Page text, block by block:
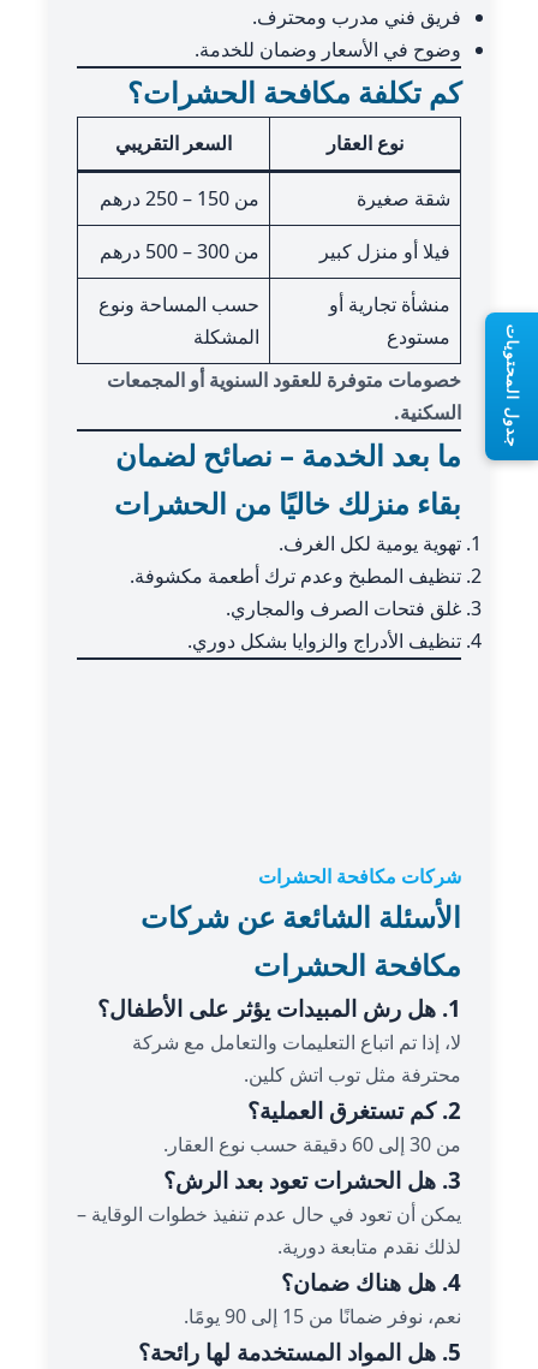
فريق فني مدرب ومحترف.
وضوح في الأسعار وضمان للخدمة.
كم تكلفة مكافحة الحشرات؟
نوع العقار السعر التقريبي
شقة صغيرة
من 150 – 250 درهم
فيلا أو منزل كبير
من 300 – 500 درهم
منشأة تجارية أو
مستودع
حسب المساحة ونوع
المشكلة
خصومات متوفرة للعقود السنوية أو المجمعات
السكنية.
ما بعد الخدمة – نصائح لضمان
بقاء منزلك خاليًا من الحشرات
تهوية يومية لكل الغرف.
تنظيف المطبخ وعدم ترك أطعمة مكشوفة.
غلق فتحات الصرف والمجاري.
تنظيف الأدراج والزوايا بشكل دوري.
شركات مكافحة الحشرات
الأسئلة الشائعة عن شركات
مكافحة الحشرات
1. هل رش المبيدات يؤثر على الأطفال؟
لا، إذا تم اتباع التعليمات والتعامل مع شركة
محترفة مثل توب اتش كلين.
2. كم تستغرق العملية؟
من 30 إلى 60 دقيقة حسب نوع العقار.
3. هل الحشرات تعود بعد الرش؟
يمكن أن تعود في حال عدم تنفيذ خطوات الوقاية –
لذلك نقدم متابعة دورية.
4. هل هناك ضمان؟
نعم، نوفر ضمانًا من 15 إلى 90 يومًا.
5. هل المواد المستخدمة لها رائحة؟
جدول المحتويات